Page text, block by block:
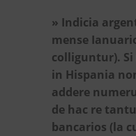
» Indicia
mense
colliguntur).
in Hispania
addere
de hac re
bancarios (la